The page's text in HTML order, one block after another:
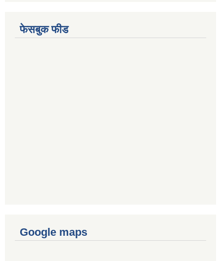
फेसबुक फीड
Google maps